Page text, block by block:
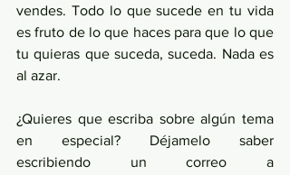
vendes. Todo lo que sucede en tu vida
es fruto de lo que haces para que lo que
tu quieras que suceda, suceda. Nada es
al azar.
¿Quieres que escriba sobre algún tema
en especial? Déjamelo saber